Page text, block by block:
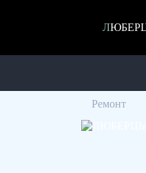
Ремонт